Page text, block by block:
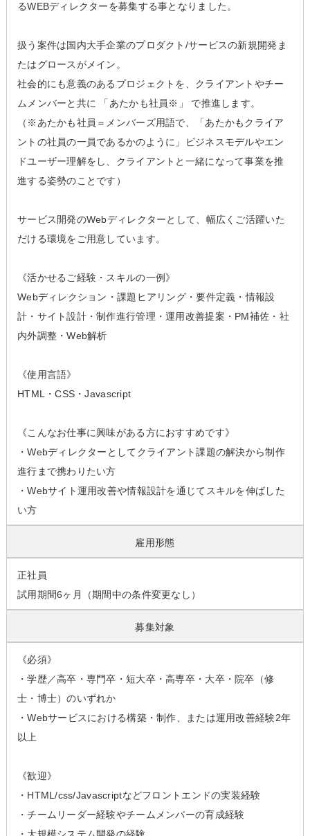
るWEBディレクターを募集する事となりました。
扱う案件は国内大手企業のプロダクト/サービスの新規開発ま
たはグロースがメイン。
社会的にも意義のあるプロジェクトを、クライアントやチー
ムメンバーと共に 「あたかも社員※」 で推進します。
（※あたかも社員＝メンバーズ用語で、「あたかもクライア
ントの社員の一員であるかのように」ビジネスモデルやエン
ドユーザー理解をし、クライアントと一緒になって事業を推
進する姿勢のことです）
サービス開発のWebディレクターとして、幅広くご活躍いた
だける環境をご用意しています。
《活かせるご経験・スキルの一例》
Webディレクション・課題ヒアリング・要件定義・情報設
計・サイト設計・制作進行管理・運用改善提案・PM補佐・社
内外調整・Web解析
《使用言語》
HTML・CSS・Javascript
《こんなお仕事に興味がある方におすすめです》
・Webディレクターとしてクライアント課題の解決から制作
進行まで携わりたい方
・Webサイト運用改善や情報設計を通じてスキルを伸ばした
い方
雇用形態
正社員
試用期間6ヶ月（期間中の条件変更なし）
募集対象
《必須》
・学歴／高卒・専門卒・短大卒・高専卒・大卒・院卒（修
士・博士）のいずれか
・Webサービスにおける構築・制作、または運用改善経験2年
以上
《歓迎》
・HTML/css/Javascriptなどフロントエンドの実装経験
・チームリーダー経験やチームメンバーの育成経験